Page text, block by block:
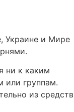
Украине и Мире
ни к каким
или группам.
из средств